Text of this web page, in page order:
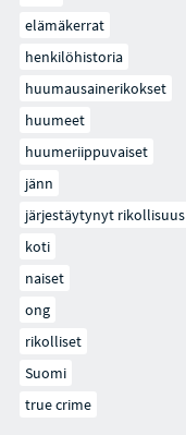
elämäkerrat
henkilöhistoria
huumausainerikokset
huumeet
huumeriippuvaiset
jänn
järjestäytynyt rikollisuus
koti
naiset
ong
rikolliset
Suomi
true crime